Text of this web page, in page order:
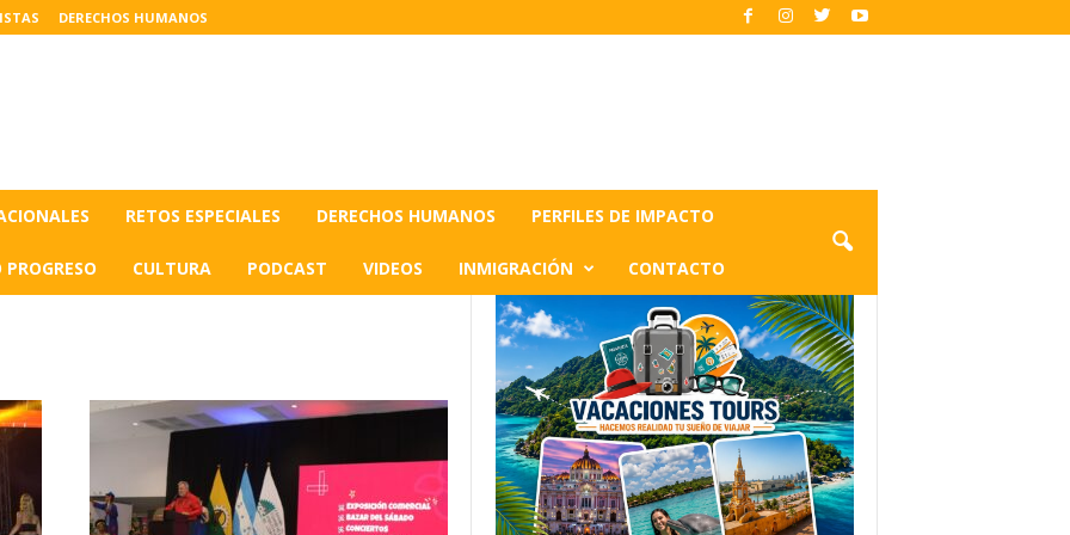
DERECHOS HUMANOS
RETOS ESPECIALES DERECHOS HUMANOS PERFILES DE IMPACTO
PROGRESO CULTURA PODCAST VIDEOS INMIGRACIÓN CONTACTO